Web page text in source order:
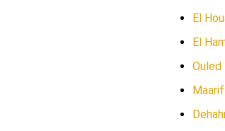
El
El
Ouled
Maarif